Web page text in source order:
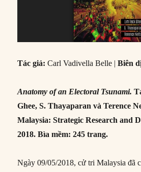
Tác giả:Carl Vadivella Belle | Biên
Anatomy of an Electoral Tsunami.
Ghee, S. Thayaparan và Terence
Malaysia: Strategic Research and
2018. Bìa mềm: 245 trang.
Ngày 09/05/2018, cử tri Malaysia đã